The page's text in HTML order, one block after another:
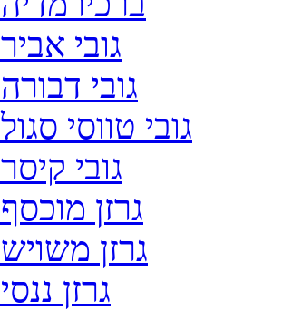
גובי אביר
גובי דבורה
גובי טווסי סגול
גובי קיסר
גרזן מוכסף
גרזן משויש
גרזן ננסי